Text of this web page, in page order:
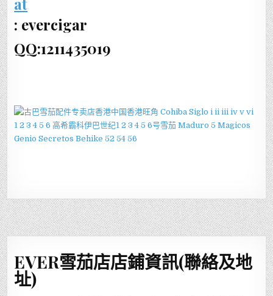
: evercigar
QQ:1211435019
EVER雪茄店店鋪資訊(聯絡及地
址)